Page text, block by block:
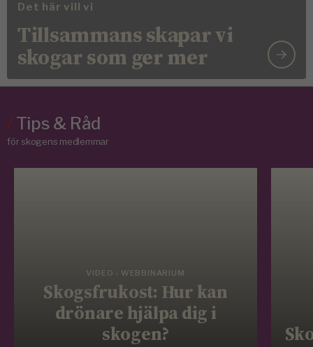
Det här vill vi
Tillsammans skapar vi
skogar som ger mer
/Tips & Råd
för skogens medlemmar
VIDEO - WEBBINARIUM
Skogsfrukost: Hur kan
drönare hjälpa dig i
skogen?